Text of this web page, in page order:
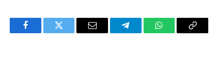
FacebookTwitter Email TelegramWhatsAppCopy